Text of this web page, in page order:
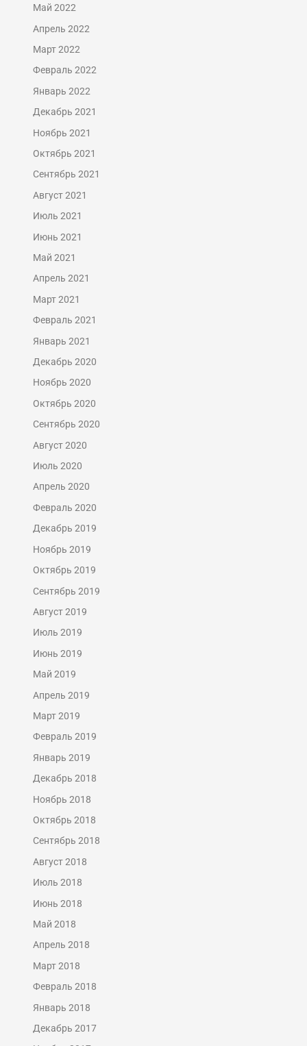
Май 2022
Апрель 2022
Март 2022
Февраль 2022
Январь 2022
Декабрь 2021
Ноябрь 2021
Октябрь 2021
Сентябрь 2021
Август 2021
Июль 2021
Июнь 2021
Май 2021
Апрель 2021
Март 2021
Февраль 2021
Январь 2021
Декабрь 2020
Ноябрь 2020
Октябрь 2020
Сентябрь 2020
Август 2020
Июль 2020
Апрель 2020
Февраль 2020
Декабрь 2019
Ноябрь 2019
Октябрь 2019
Сентябрь 2019
Август 2019
Июль 2019
Июнь 2019
Май 2019
Апрель 2019
Март 2019
Февраль 2019
Январь 2019
Декабрь 2018
Ноябрь 2018
Октябрь 2018
Сентябрь 2018
Август 2018
Июль 2018
Июнь 2018
Май 2018
Апрель 2018
Март 2018
Февраль 2018
Январь 2018
Декабрь 2017